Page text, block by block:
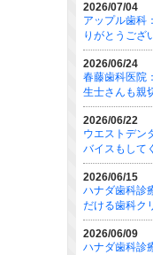
2026/07/04
アップル歯科
りがとうござ
2026/06/24
春藤歯科医院
生士さんも親
2026/06/22
ウエストデン
バイスもして
2026/06/15
ハナダ歯科診
だける歯科ク
2026/06/09
ハナダ歯科診